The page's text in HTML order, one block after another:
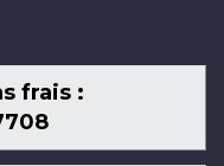
frais :